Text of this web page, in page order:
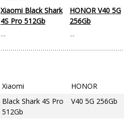
Xiaomi Black Shark
4S Pro 512Gb
--
HONOR V40 5G
256Gb
--
Xiaomi
HONOR
Black Shark 4S Pro
512Gb
V40 5G 256Gb